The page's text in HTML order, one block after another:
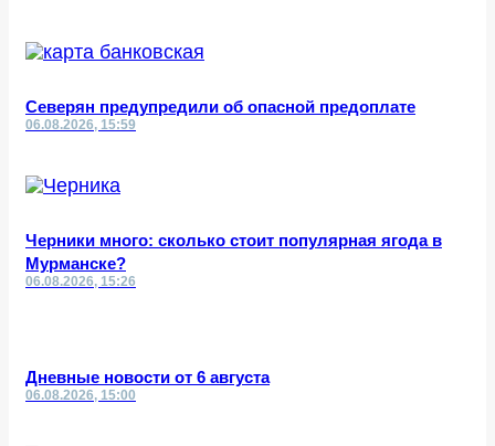
Северян предупредили об опасной предоплате
06.08.2026, 15:59
Черники много: сколько стоит популярная ягода в
Мурманске?
06.08.2026, 15:26
Дневные новости от 6 августа
06.08.2026, 15:00